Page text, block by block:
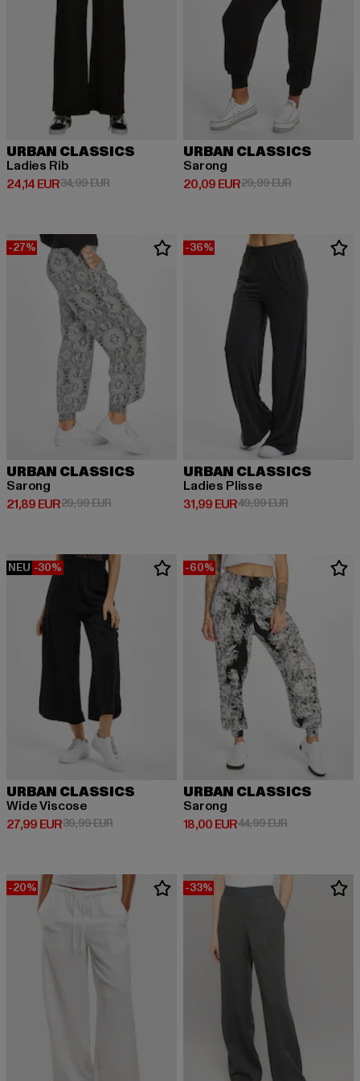
URBAN CLASSICS
Ladies Rib
24,14 EUR
Derzeitiger Preis: 24,14 EUR
34,99 EURAktionspreis: 34,99 EUR
URBAN CLASSICS
Sarong
20,09 EUR
Derzeitiger Preis: 20,09 EUR
29,99 EURAktionspreis:
-27%
URBAN CLASSICS
Sarong
21,89 EUR
Derzeitiger Preis: 21,89 EUR
29,99 EURAktionspreis: 29,99 EUR
-36%
URBAN CLASSICS
Ladies Plisse
31,99 EUR
Derzeitiger Preis: 31,99 EUR
49,99 EURAktionspreis:
NEU -30%
URBAN CLASSICS
Wide Viscose
27,99 EUR
Derzeitiger Preis: 27,99 EUR
39,99 EURAktionspreis: 39,99 EUR
-60%
URBAN CLASSICS
Sarong
18,00 EUR
Derzeitiger Preis: 18,00 EUR
44,99 EURAktionspreis:
-20% -33%